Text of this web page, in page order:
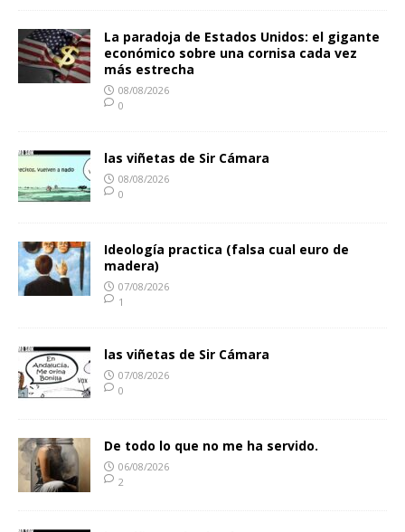
La paradoja de Estados Unidos: el gigante
económico sobre una cornisa cada vez
más estrecha
08/08/2026
0
las viñetas de Sir Cámara
08/08/2026
0
Ideología practica (falsa cual euro de
madera)
07/08/2026
1
las viñetas de Sir Cámara
07/08/2026
0
De todo lo que no me ha servido.
06/08/2026
2